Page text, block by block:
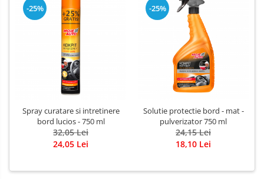
-25%
Spray curatare si intretinere
bord lucios - 750 ml
32,05 Lei
24,05 Lei
-25%
Solutie protectie bord - mat -
pulverizator 750 ml
24,15 Lei
18,10 Lei